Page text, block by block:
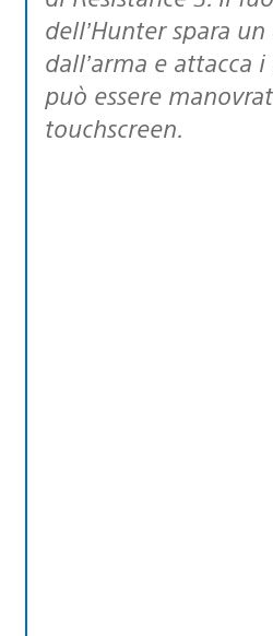
dell’Hunter spara
dall’arma e attacca
può essere
touchscreen.